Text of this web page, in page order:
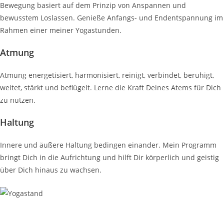
Bewegung basiert auf dem Prinzip von Anspannen und
bewusstem Loslassen. Genieße Anfangs- und Endentspannung im
Rahmen einer meiner Yogastunden.
Atmung
Atmung energetisiert, harmonisiert, reinigt, verbindet, beruhigt,
weitet, stärkt und beflügelt. Lerne die Kraft Deines Atems für Dich
zu nutzen.
Haltung
Innere und äußere Haltung bedingen einander. Mein Programm
bringt Dich in die Aufrichtung und hilft Dir körperlich und geistig
über Dich hinaus zu wachsen.